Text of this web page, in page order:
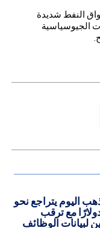
النفط شديدة
الجيوسياسية
اليوم يتراجع نحو
دولارًا مع ترقب
لبيانات الوظائف